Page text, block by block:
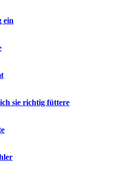
ein
sie richtig füttere